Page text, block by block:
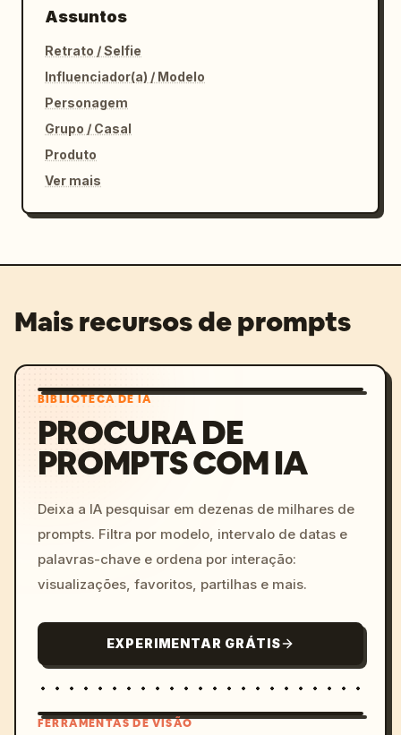
Assuntos
Retrato / Selfie
Influenciador(a) / Modelo
Personagem
Grupo / Casal
Produto
Ver mais
Mais recursos de prompts
BIBLIOTECA DE IA
PROCURA DE
PROMPTS COM IA
Deixa a IA pesquisar em dezenas de milhares de
prompts. Filtra por modelo, intervalo de datas e
palavras-chave e ordena por interação:
visualizações, favoritos, partilhas e mais.
EXPERIMENTAR GRÁTIS
FERRAMENTAS DE VISÃO